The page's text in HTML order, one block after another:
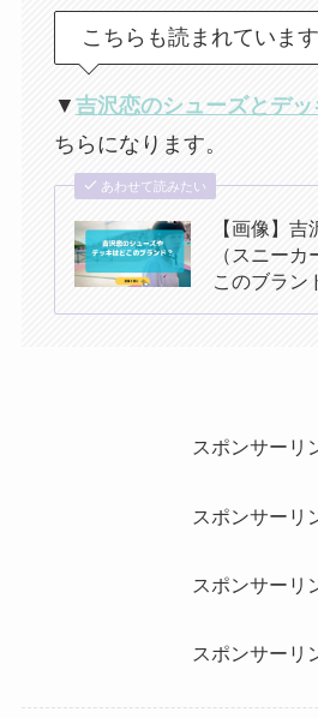
こちらも読まれています
▼ 吉沢恋のシューズとデッ
ちらになります。
あわせて読みたい
【画像】
（スニー
このブラン
スポンサーリ
スポンサーリ
スポンサーリ
スポンサーリ